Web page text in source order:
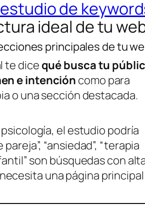
de
ideal de tu
principales de tu
te dice qué busca tu
e intención como para
o una sección destacada.
el estudio podría
“ansiedad”, “terapia
son búsquedas con
una página principal